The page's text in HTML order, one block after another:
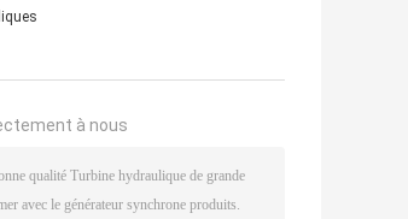
à nous